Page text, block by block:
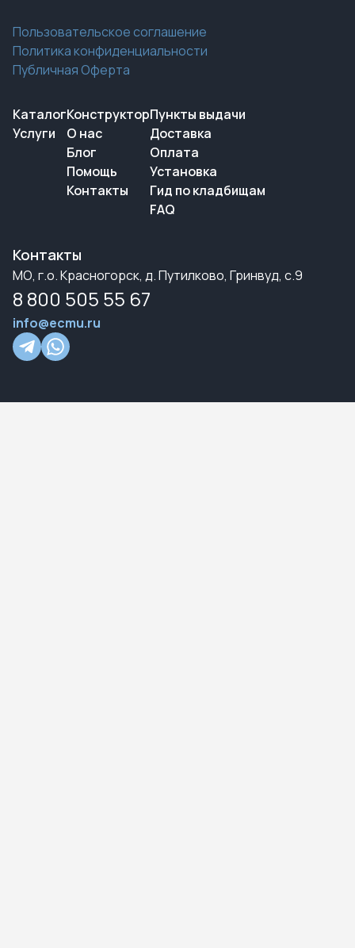
Пользовательское соглашение
Политика конфиденциальности
Публичная Оферта
Каталог
Услуги
Конструктор
О нас
Блог
Помощь
Контакты
Пункты выдачи
Доставка
Оплата
Установка
Гид по кладбищам
FAQ
Контакты
МО, г.о. Красногорск, д. Путилково, Гринвуд, с.9
8 800 505 55 67
info@ecmu.ru